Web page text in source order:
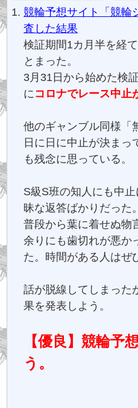
競輪予想サイト「競輪
査した結果
検証期間1カ月半を経
とまった。
3月31日から始めた検
にコロナでレース中止
他のギャンブル同様「
日に日に中止が決ま
も残念に思っている。
S級S班の知人にも中
昧な返答ばかりだった。
普段から葉に着せぬ物
余りにも歯切れが悪か
た。時間がある人はぜ
話が脱線してしまった
果を発表しよう。
【優良】競輪予
う。